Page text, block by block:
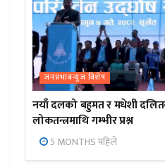
जनप्रभाबन्युज विशेष
नयाँ दलको बहुमत र मधेशी
लोकतन्त्रमाथि गम्भीर प्रश्न
5 MONTHS पहिले